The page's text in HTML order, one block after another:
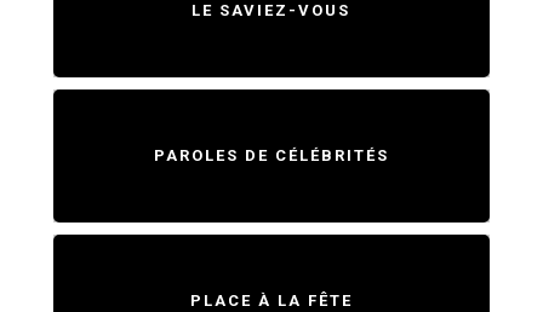
LE SAVIEZ-VOUS
PAROLES DE CÉLÉBRITÉS
PLACE À LA FÊTE